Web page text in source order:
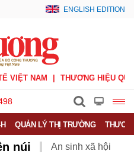
ENGLISH EDITION
VIỆT NAM THƯƠNG HIỆU
QUẢN LÝ THỊ TRƯỜNG
núi An sinh xã hội